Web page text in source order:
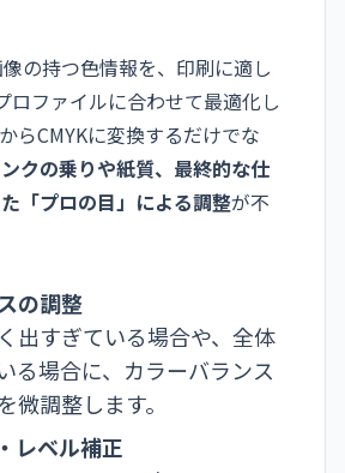
の持つ色情報を、印刷に適し
ロファイルに合わせて最適化し
らCMYKに変換するだけでな
クの乗りや紙質、最終的な仕
「プロの目」による調整が不
の調整
出すぎている場合や、全体
る場合に、カラーバランス
微調整します。
レベル補正